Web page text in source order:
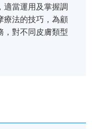
適當運用及掌握調
療法的技巧，為顧
，對不同皮膚類型